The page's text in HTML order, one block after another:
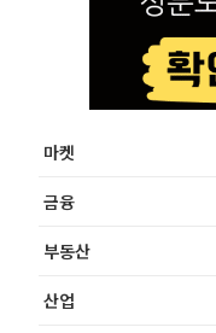
마켓
금융
부동산
산업